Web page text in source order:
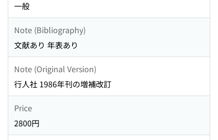
一般
Note (Bibliography)
文献あり 年表あり
Note (Original Version)
行人社 1986年刊の増補改訂
Price
2800円